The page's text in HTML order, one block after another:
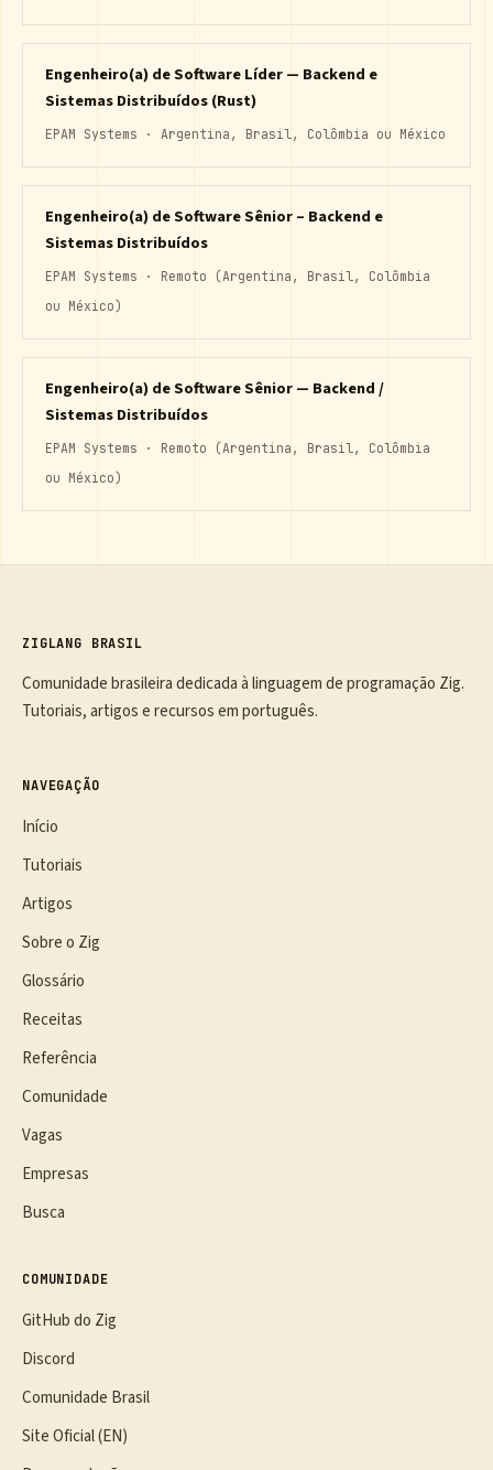
Engenheiro(a) de Software Líder — Backend e
Sistemas Distribuídos (Rust)
EPAM Systems · Argentina, Brasil, Colômbia ou México
Engenheiro(a) de Software Sênior – Backend e
Sistemas Distribuídos
EPAM Systems · Remoto (Argentina, Brasil, Colômbia
ou México)
Engenheiro(a) de Software Sênior — Backend /
Sistemas Distribuídos
EPAM Systems · Remoto (Argentina, Brasil, Colômbia
ou México)
ZIGLANG BRASIL
Comunidade brasileira dedicada à linguagem de programação Zig.
Tutoriais, artigos e recursos em português.
NAVEGAÇÃO
Início
Tutoriais
Artigos
Sobre o Zig
Glossário
Receitas
Referência
Comunidade
Vagas
Empresas
Busca
COMUNIDADE
GitHub do Zig
Discord
Comunidade Brasil
Site Oficial (EN)